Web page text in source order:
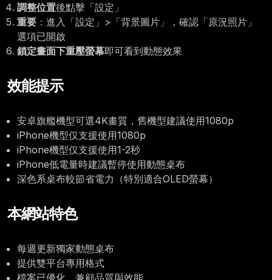
調整位置後點擊「設定」
重要 ：進入「設定」>「背景圖片」，確認「原況照片」
選項已開啟
鎖定畫面下重壓螢幕即可看到動態效果
效能提示
安卓旗艦機型可選4K畫質，舊機型建議使用1080p
iPhone機型仅支援使用1080p
iPhone機型仅支援使用1-2秒
iPhone低電量時建議暫停使用動態桌布
深色系桌布較節省電力（特別適合OLED螢幕）
本網站特色
每週更新獨家動態桌布
提供雙平台專用格式